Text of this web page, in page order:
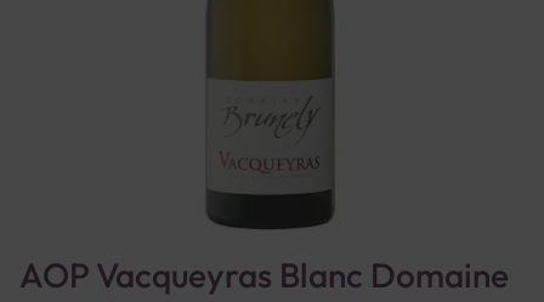
AOP Vacqueyras Blanc Domaine